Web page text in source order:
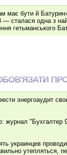
має бути й
сталася одна з
гетьманського
энергоаудит
911"
украинцев
утепляться,